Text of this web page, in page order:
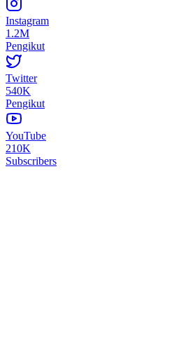
Instagram
1.2M
Pengikut
Twitter
540K
Pengikut
YouTube
210K
Subscribers